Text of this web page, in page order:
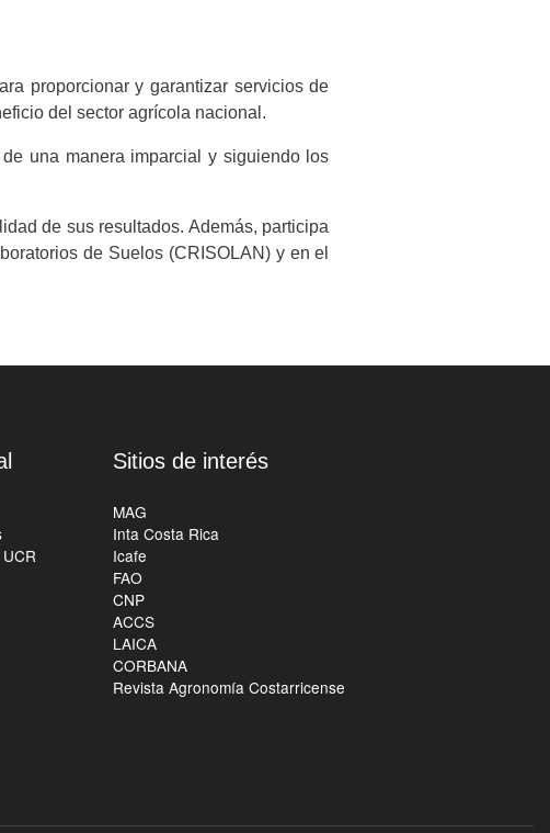
proporcionar y garantizar servicios de
del sector agrícola nacional.
una manera imparcial y siguiendo los
de sus resultados. Además, participa
de Suelos (CRISOLAN) y en el
Sitios de interés
MAG
Inta Costa Rica
Icafe
FAO
CNP
ACCS
LAICA
CORBANA
Revista Agronomía Costarricense